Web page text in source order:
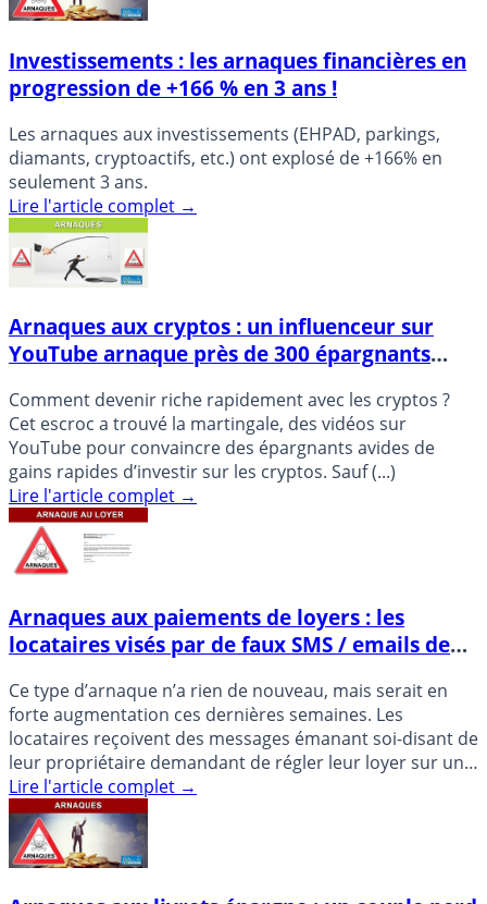
Investissements : les arnaques financières en
progression de +166 % en 3 ans !
Les arnaques aux investissements (EHPAD, parkings,
diamants, cryptoactifs, etc.) ont explosé de +166% en
seulement 3 ans.
Lire l'article complet →
Arnaques aux cryptos : un influenceur sur
YouTube arnaque près de 300 épargnants
Comment devenir riche rapidement avec les cryptos ?
Cet escroc a trouvé la martingale, des vidéos sur
YouTube pour convaincre des épargnants avides de
gains rapides d’investir sur les cryptos. Sauf (...)
Lire l'article complet →
Arnaques aux paiements de loyers : les
locataires visés par de faux SMS / emails de
Ce type d’arnaque n’a rien de nouveau, mais serait en
forte augmentation ces dernières semaines. Les
locataires reçoivent des messages émanant soi-disant de
leur propriétaire demandant de régler leur loyer sur un
nouveau (...)
Lire l'article complet →